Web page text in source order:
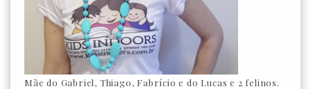
Mãe do Gabriel, Thiago, Fabrício e do Lucas e 2 felinos.